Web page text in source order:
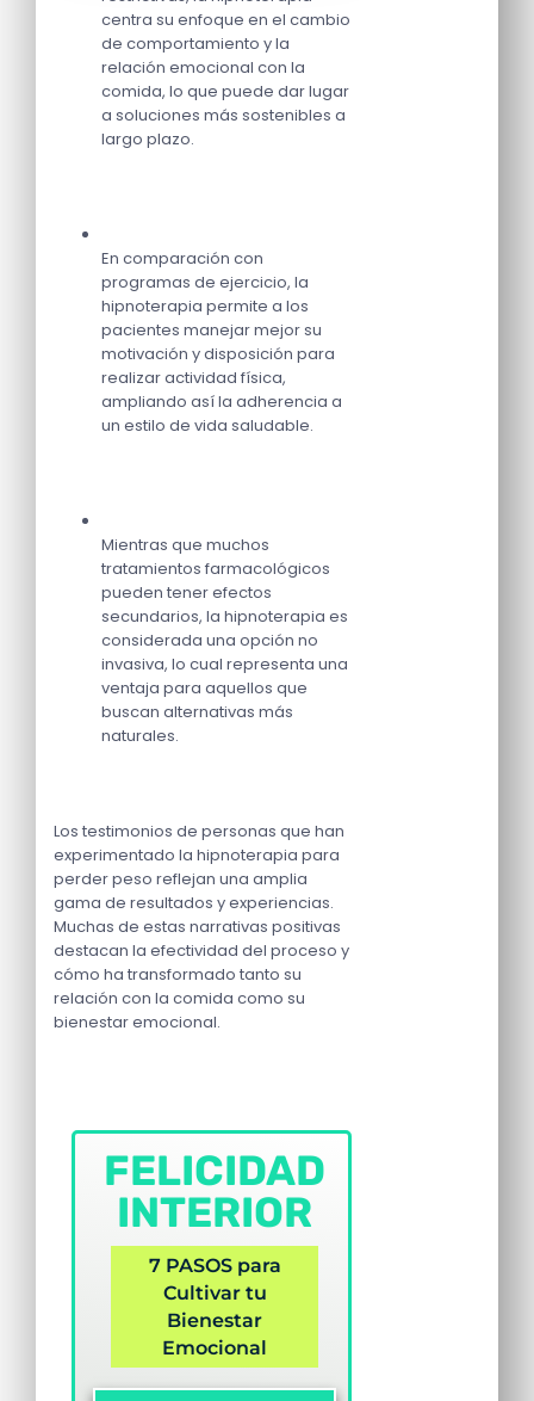
centra su enfoque en el cambio
de comportamiento y la
relación emocional con la
comida, lo que puede dar lugar
a soluciones más sostenibles a
largo plazo.
En comparación con
programas de ejercicio, la
hipnoterapia permite a los
pacientes manejar mejor su
motivación y disposición para
realizar actividad física,
ampliando así la adherencia a
un estilo de vida saludable.
Mientras que muchos
tratamientos farmacológicos
pueden tener efectos
secundarios, la hipnoterapia es
considerada una opción no
invasiva, lo cual representa una
ventaja para aquellos que
buscan alternativas más
naturales.
Los testimonios de personas que han
experimentado la hipnoterapia para
perder peso reflejan una amplia
gama de resultados y experiencias.
Muchas de estas narrativas positivas
destacan la efectividad del proceso y
cómo ha transformado tanto su
relación con la comida como su
bienestar emocional.
FELICIDAD
INTERIOR
7 PASOS para
Cultivar tu
Bienestar
Emocional